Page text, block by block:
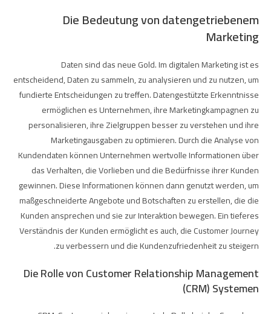
Die Bedeutung von datengetriebenem
Marketing
Daten sind das neue Gold. Im digitalen Marketing ist es
entscheidend, Daten zu sammeln, zu analysieren und zu nutzen, um
fundierte Entscheidungen zu treffen. Datengestützte Erkenntnisse
ermöglichen es Unternehmen, ihre Marketingkampagnen zu
personalisieren, ihre Zielgruppen besser zu verstehen und ihre
Marketingausgaben zu optimieren. Durch die Analyse von
Kundendaten können Unternehmen wertvolle Informationen über
das Verhalten, die Vorlieben und die Bedürfnisse ihrer Kunden
gewinnen. Diese Informationen können dann genutzt werden, um
maßgeschneiderte Angebote und Botschaften zu erstellen, die die
Kunden ansprechen und sie zur Interaktion bewegen. Ein tieferes
Verständnis der Kunden ermöglicht es auch, die Customer Journey
zu verbessern und die Kundenzufriedenheit zu steigern.
Die Rolle von Customer Relationship Management
(CRM) Systemen